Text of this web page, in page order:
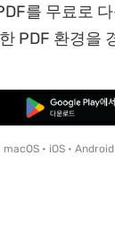
를 무료로
PDF 환경을
무료로 다운로드
macOS • iOS • Android